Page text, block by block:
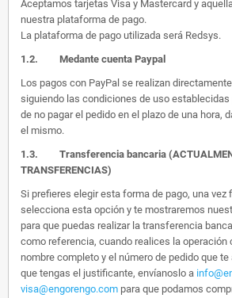
Aceptamos tarjetas Visa y Mastercard y
nuestra plataforma de pago.
La plataforma de pago utilizada será Redsys.
1.2. Medante cuenta Paypal
Los pagos con PayPal se realizan
siguiendo las condiciones de uso establecidas
de no pagar el pedido en el plazo de una hora,
el mismo.
1.3. Transferencia bancaria
TRANSFERENCIAS)
Si prefieres elegir esta forma de pago, una vez
selecciona esta opción y te mostraremos
para que puedas realizar la transferencia
como referencia, cuando realices la operación
nombre completo y el número de pedido que
que tengas el justificante, envíanoslo a
visa@engorengo.com para que podamos